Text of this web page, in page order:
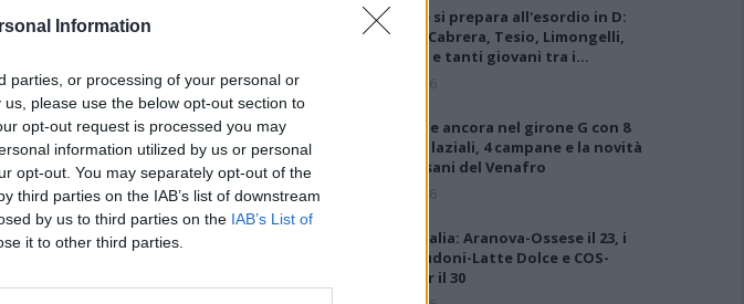
Information
parties, or processing of your personal or
please use the below opt-out section to
opt-out request is processed you may
information utilized by us or personal
opt-out. You may separately opt-out of the
third parties on the IAB’s list of downstream
by us to third parties on the IAB’s List of
it to other third parties.
L'Ossese si prepara all'esordio in D:
Forzati, Cabrera, Tesio, Limongelli,
Bolzicco e tanti giovani tra i…
7 Ago 2026
Le 5 sarde ancora nel girone G con 8
squadre laziali, 4 campane e la novità
dei molisani del Venafro
6 Ago 2026
Coppa Italia: Aranova-Ossese il 23, i
derby Budoni-Latte Dolce e COS-
Monastir il 30